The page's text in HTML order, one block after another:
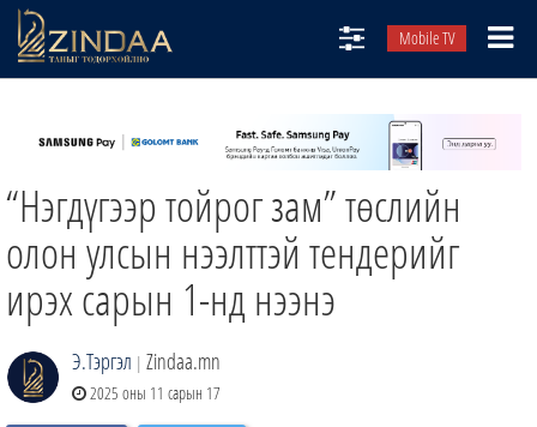
Mobile TV
ТВ8
ӨГЛӨӨНИЙ СОНИН
АУДИО ЗОХИОЛ
ЗИНДАА СЭТГҮҮЛ
“Нэгдүгээр тойрог зам” төслийн
олон улсын нээлттэй тендерийг
ирэх сарын 1-нд нээнэ
Э.Тэргэл | Zindaa.mn
2025 оны 11 сарын 17